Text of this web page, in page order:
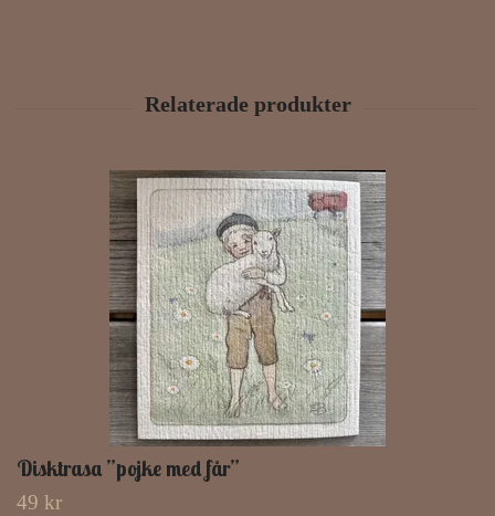
Disktrasa ”pojke med får”
49 kr